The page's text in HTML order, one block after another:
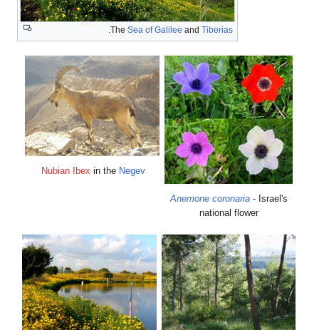
TheSea of GalileeandTiberias
.
Anemone coronaria- Israel's
national flower
Nubian Ibexin theNegev